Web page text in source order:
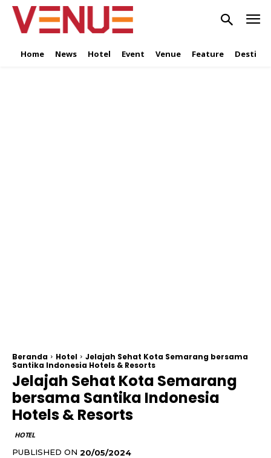
Home News Hotel Event Venue Feature
Beranda Hotel
Jelajah Sehat Kota Semarang bersama
Santika Indonesia Hotels & Resorts
Jelajah Sehat Kota Semarang
bersama Santika Indonesia
Hotels & Resorts
HOTEL
PUBLISHED ON 20/05/2024